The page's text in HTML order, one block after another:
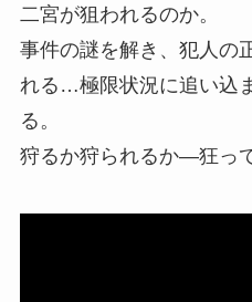
二宮が狙われるのか。
事件の謎を解き、犯人の
れる…極限状況に追い込
る。
狩るか狩られるか―狂っ